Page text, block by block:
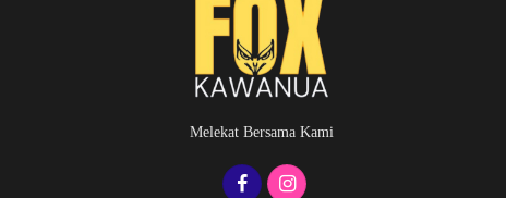
Melekat Bersama Kami